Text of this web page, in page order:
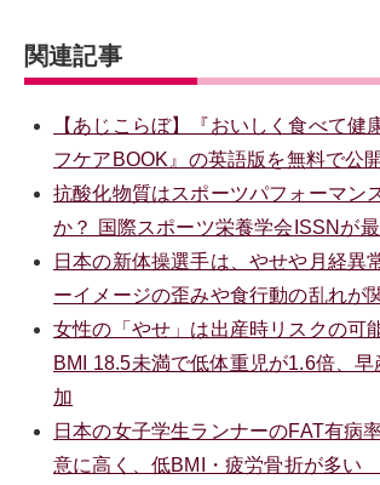
関連記事
【あじこらぼ】『おいしく食べて健
フケアBOOK』の英語版を無料で公
抗酸化物質はスポーツパフォーマン
か？ 国際スポーツ栄養学会ISSNが
日本の新体操選手は、やせや月経異
ーイメージの歪みや食行動の乱れが
女性の「やせ」は出産時リスクの可
BMI 18.5未満で低体重児が1.6倍、
加
日本の女子学生ランナーのFAT有病
意に高く、低BMI・疲労骨折が多い